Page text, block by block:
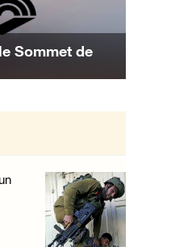
les att ...
un c ...
: une ...
Sommet de
du Conseil
avec